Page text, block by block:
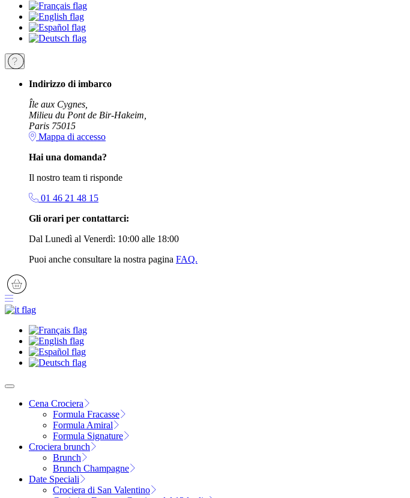
Indirizzo di imbarco
Île aux Cygnes,
Milieu du Pont de Bir-Hakeim,
Paris 75015
Mappa di accesso
Hai una domanda?
Il nostro team ti risponde
01 46 21 48 15
Gli orari per contattarci:
Dal Lunedì al Venerdì: 10:00 alle 18:00
Puoi anche consultare la nostra pagina FAQ.
Cena Crociera
Formula Fracasse
Formula Amiral
Formula Signature
Crociera brunch
Brunch
Brunch Champagne
Date Speciali
Crociera di San Valentino